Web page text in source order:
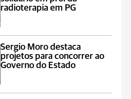
radioterapia em PG
Sergio Moro destaca
projetos para concorrer ao
Governo do Estado